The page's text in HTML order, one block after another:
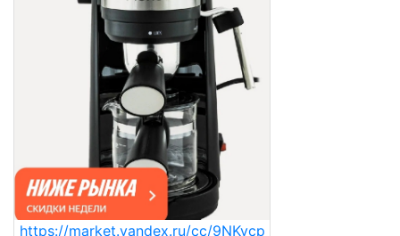
https://market.yandex.ru/cc/9NKycp